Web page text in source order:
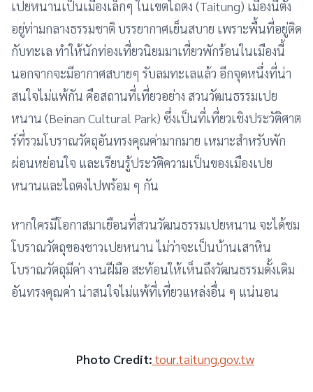
เปยหนานเป็นเมืองเล็กๆ ในเขตไถตง (Taitung) เมืองนี้ตั้ง
อยู่ท่ามกลางธรรมชาติ บรรยากาศเย็นสบาย เพราะพื้นที่อยู่ติด
กับทะเล ทำให้นักท่องเที่ยวนิยมมาเที่ยวพักร้อนในเมืองนี้
นอกจากจะมีอากาศสบายๆ รับลมทะเลแล้ว อีกจุดหนึ่งที่น่า
สนใจไม่แพ้กัน คือสถานที่เที่ยวอย่าง สวนวัฒนธรรมเปย
หนาน (Beinan Cultural Park) ซึ่งเป็นที่เที่ยวเชิงประวัติศาต
ร์ที่รวมโบราณวัตถุอันทรงคุณค่ามากมาย เหมาะสำหรับพัก
ผ่อนหย่อนใจ และเรียนรู้ประวัติความเป็นของเมืองเปย
หนานและไถตงไปพร้อม ๆ กัน
หากใครมีโอกาสมาเยือนที่สวนวัฒนธรรมเปยหนาน จะได้ชม
โบราณวัตถุของชาวเปยหนาน ไม่ว่าจะเป็นบ้านเสาหิน
โบราณวัตถุมีค่า งานฝีมือ สะท้อนให้เห็นถึงวัฒนธรรมดั้งเดิม
อันทรงคุณค่า น่าสนใจไม่แพ้ที่เที่ยวแหล่งอื่น ๆ แน่นอน
Photo Credit: tour.taitung.gov.tw